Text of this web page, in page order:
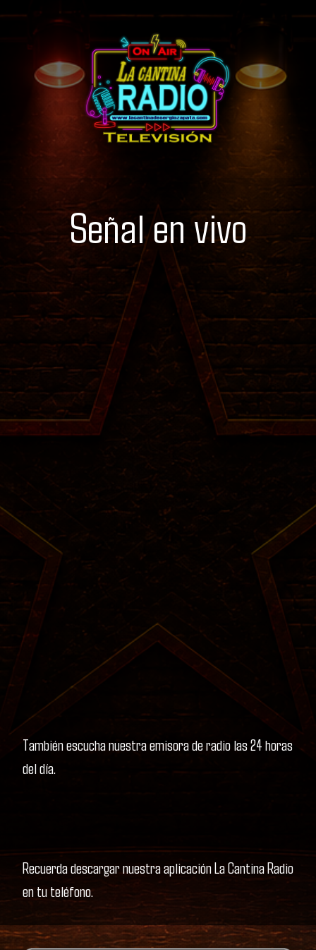
Señal en vivo
También escucha nuestra emisora de radio las 24 horas
del día.
Recuerda descargar nuestra aplicación La Cantina Radio
en tu teléfono.